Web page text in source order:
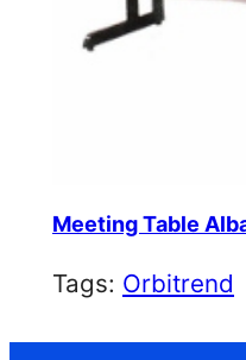
Meeting Table
Tags: Orbitrend